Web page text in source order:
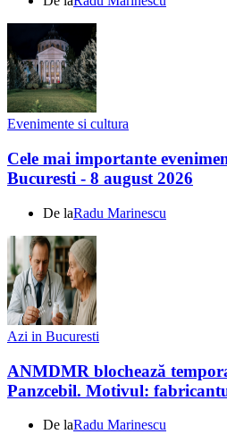
Evenimente si cultura
Cele mai importante
Bucuresti - 8 august 2026
De laRadu Marinescu
Azi in Bucuresti
ANMDMR blochează
Panzcebil. Motivul:
De laRadu Marinescu